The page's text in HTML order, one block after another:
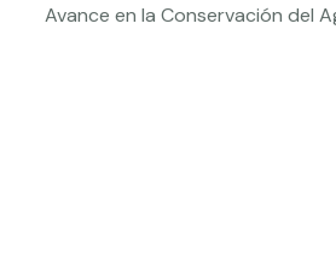
Avance en la Conservación del